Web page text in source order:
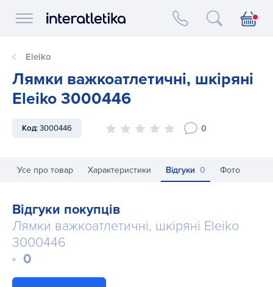
Interatletika logo
Eleiko
Лямки важкоатлетичні, шкіряні
Eleiko 3000446
Код:3000446 0
Усе про товар Характеристики Відгуки 0 Фото
Відгуки покупців
Лямки важкоатлетичні, шкіряні Eleiko
3000446
0